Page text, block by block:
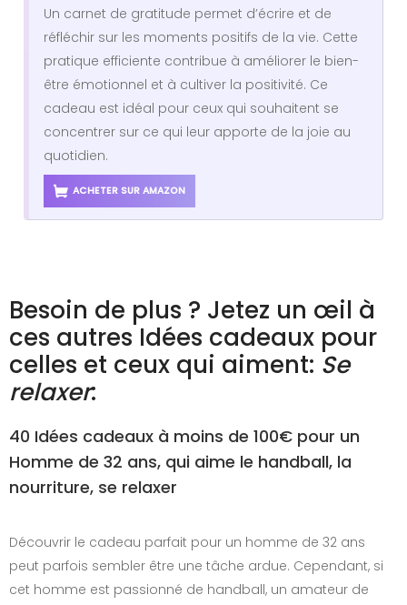
Un carnet de gratitude permet d’écrire et de
réfléchir sur les moments positifs de la vie. Cette
pratique efficiente contribue à améliorer le bien-
être émotionnel et à cultiver la positivité. Ce
cadeau est idéal pour ceux qui souhaitent se
concentrer sur ce qui leur apporte de la joie au
quotidien.
ACHETER SUR AMAZON
Besoin de plus ? Jetez un œil à
ces autres Idées cadeaux pour
celles et ceux qui aiment: Se
relaxer:
40 Idées cadeaux à moins de 100€ pour un
Homme de 32 ans, qui aime le handball, la
nourriture, se relaxer
Découvrir le cadeau parfait pour un homme de 32 ans
peut parfois sembler être une tâche ardue. Cependant, si
cet homme est passionné de handball, un amateur de